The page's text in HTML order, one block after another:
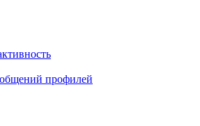
профилей